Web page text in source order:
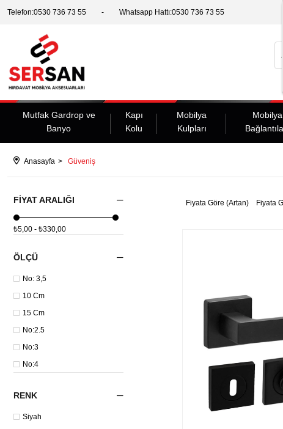
Telefon:0530 736 73 55 Whatsapp Hattı:0530 736 73 55
Mutfak Gardrop ve
Banyo
Kapı
Kolu
Mobilya
Kulpları
Mobilya
Anasayfa Güveniş
FIYAT ARALIĞI
₺5,00 - ₺330,00
ÖLÇÜ
No: 3,5
10 Cm
15 Cm
No:2.5
No:3
No:4
RENK
Siyah
Fiyata Göre (Artan) Fiyata